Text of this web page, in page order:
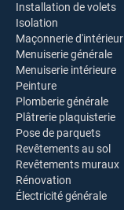
Installation de volets
Isolation
Maçonnerie d'intérieur
Menuiserie générale
Menuiserie intérieure
Peinture
Plomberie générale
Plâtrerie plaquisterie
Pose de parquets
Revêtements au sol
Revêtements muraux
Rénovation
Électricité générale